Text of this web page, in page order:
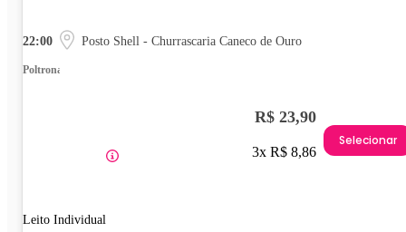
22:00 Posto Shell - Churrascaria Caneco de Ouro
Poltrona
Leito Individual
R$ 23,90
3x R$ 8,86
Selecionar